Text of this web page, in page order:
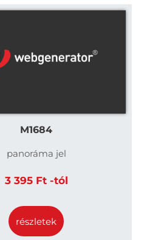
M1684
panoráma jel
3 395 Ft -tól
részletek